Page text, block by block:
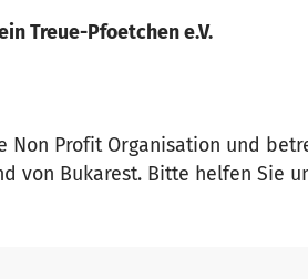
Treue-Pfoetchen e.V.
Non Profit Organisation und
von Bukarest. Bitte helfen Sie